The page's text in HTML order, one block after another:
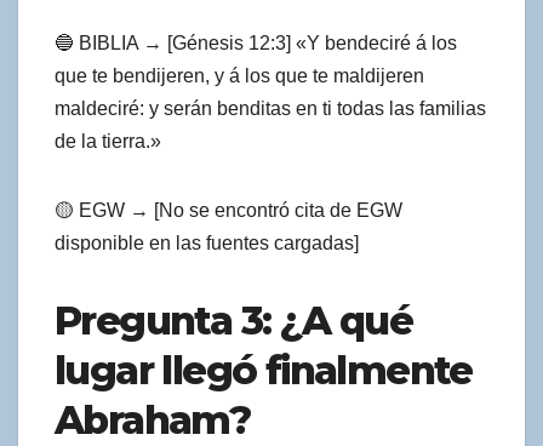
🔵 BIBLIA → [Génesis 12:3] «Y bendeciré á los
que te bendijeren, y á los que te maldijeren
maldeciré: y serán benditas en ti todas las familias
de la tierra.»
🟡 EGW → [No se encontró cita de EGW
disponible en las fuentes cargadas]
Pregunta 3: ¿A qué
lugar llegó finalmente
Abraham?